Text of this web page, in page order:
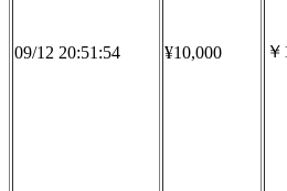
09/12 20:51:54 ¥10,000